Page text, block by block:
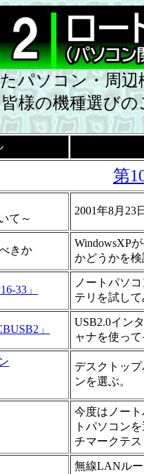
パソコン・周
皆様の機種選び
第
て～
2001年8月23
きか
WindowsXP
かどうかを
33」
ノートパソ
テリを試し
」
USB2.0イン
ャナを使っ
デスクトッ
ンを選ぶ。
今度はノー
トパソコン
チマークテ
無線LANル